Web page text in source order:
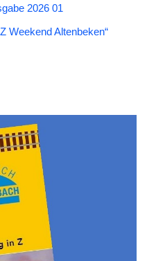
2026 01
Weekend Altenbeken“